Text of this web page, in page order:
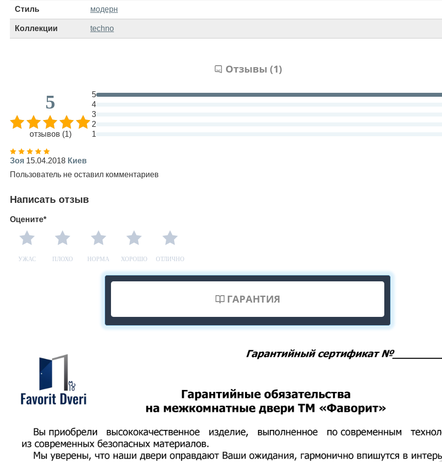
Стиль модерн
Коллекции techno
Отзывы (1)
5
отзывов (1)
5
4
3
2
1
Зоя 15.04.2018 Киев
Пользователь не оставил комментариев
Написать отзыв
Оцените*
УЖАС ПЛОХО НОРМА ХОРОШО ОТЛИЧНО
ГАРАНТИЯ